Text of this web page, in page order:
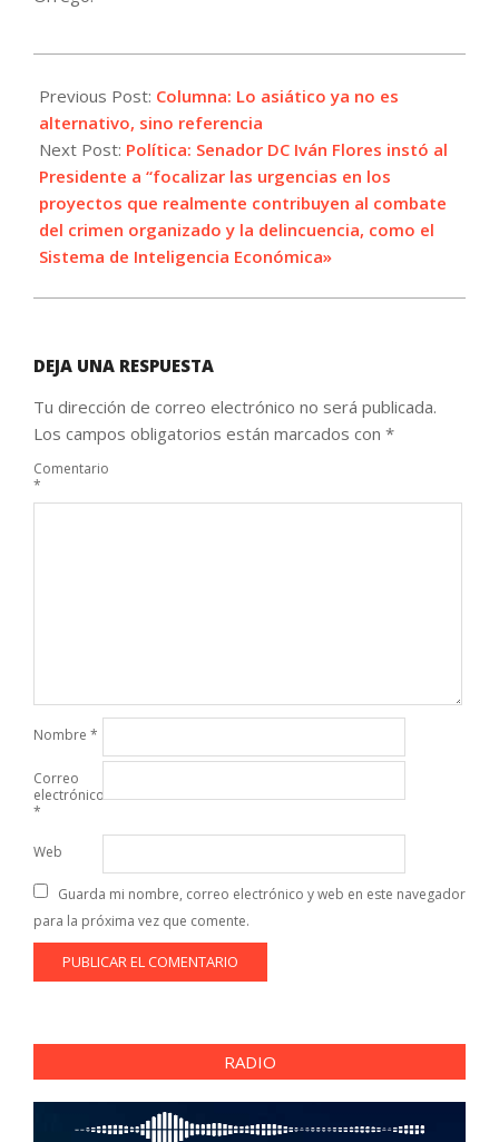
07-
03
Previous Post: Columna: Lo asiático ya no es
alternativo, sino referencia
Next Post: Política: Senador DC Iván Flores instó al
Presidente a “focalizar las urgencias en los
proyectos que realmente contribuyen al combate
del crimen organizado y la delincuencia, como el
Sistema de Inteligencia Económica»
DEJA UNA RESPUESTA
Tu dirección de correo electrónico no será publicada.
Los campos obligatorios están marcados con *
Comentario
*
Nombre *
Correo
electrónico
*
Web
Guarda mi nombre, correo electrónico y web en este navegador
para la próxima vez que comente.
RADIO